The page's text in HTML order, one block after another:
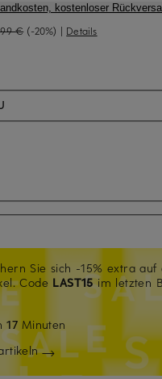
kostenloser
€ (-20%) | Details
Sie sich -15% extra auf
Code LAST15im letzten
17 Minuten